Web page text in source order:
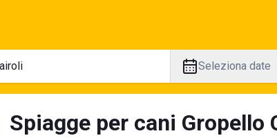
Seleziona date
Spiagge per cani